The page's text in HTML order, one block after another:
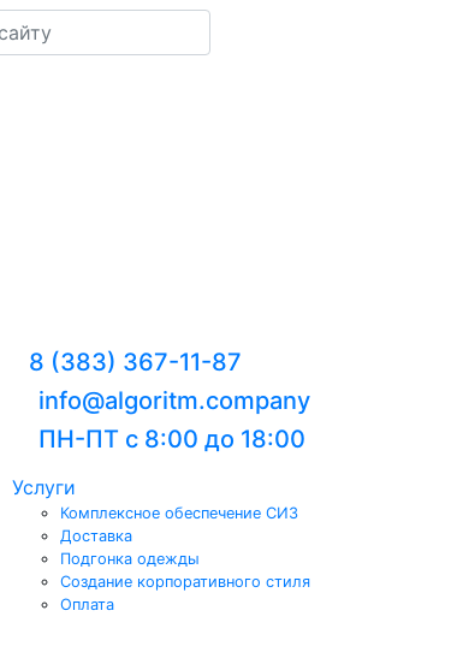
8 (383) 367-11-87
info@algoritm.company
ПН-ПТ с 8:00 до 18:00
Услуги
Комплексное обеспечение СИЗ
Доставка
Подгонка одежды
Создание корпоративного стиля
Оплата